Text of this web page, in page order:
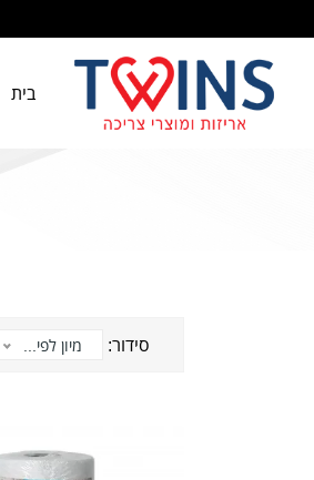
בית
סידור: מיון לפי...